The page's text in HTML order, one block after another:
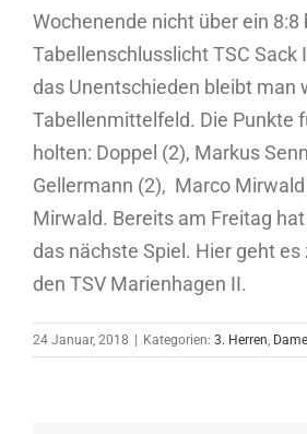
Wochenende nicht über ein 8:8
Tabellenschlusslicht TSC Sack
das Unentschieden bleibt man
Tabellenmittelfeld. Die Punkte
holten: Doppel (2), Markus
Gellermann (2), Marco
Mirwald. Bereits am Freitag
das nächste Spiel. Hier geht es
den TSV Marienhagen II.
24 Januar, 2018 | Kategorien: 3. Herren